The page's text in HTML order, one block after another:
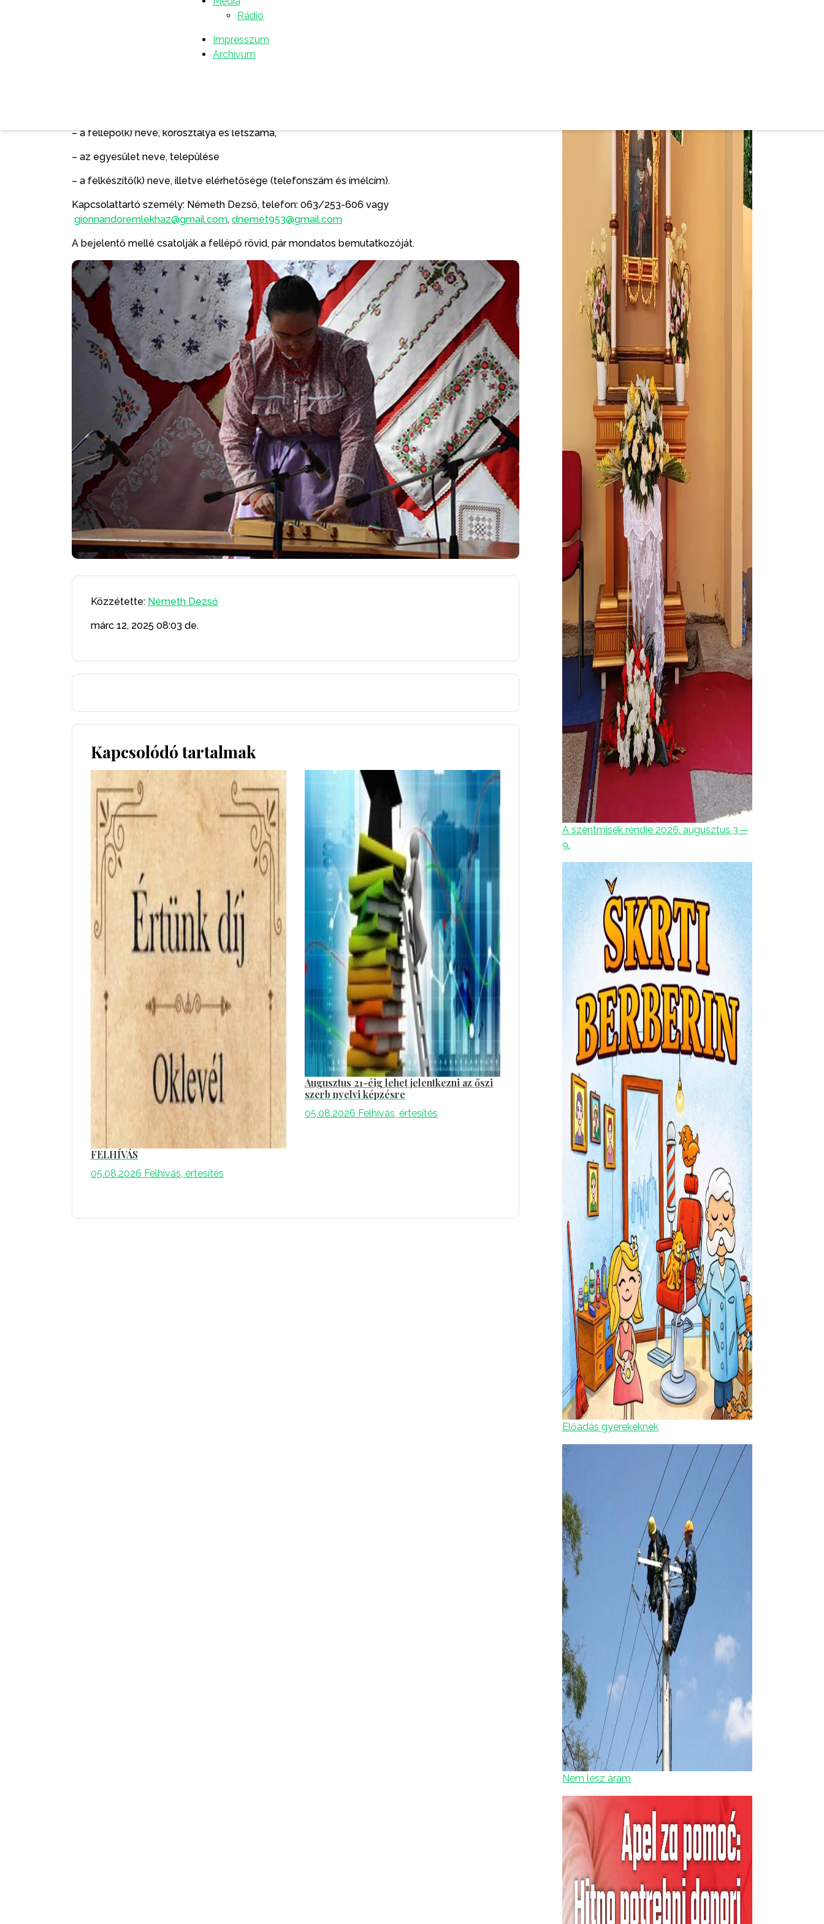
Rádió
Impresszum
Archívum
A benevezés történhet egyenként vagy csoportosan, iskolán vagy művelődési egyesületen
A bírálóbizottság tagjai Borsi Ferenc és Szabó Gabriella.
– a fellépő(k) neve, korosztálya és létszáma,
– az egyesület neve, települése
– a felkészítő(k) neve, illetve elérhetősége (telefonszám és ímélcím).
Kapcsolattartó személy: Németh Dezső, telefon: 063/253-606 vagy
gionnandoremlekhaz@gmail.com, dnemet953@gmail.com
A bejelentő mellé csatolják a fellépő rövid, pár mondatos bemutatkozóját.
Közzétette: Németh Dezső
márc 12, 2025 08:03 de.
Kapcsolódó tartalmak
FELHÍVÁS
05.08.2026 Felhívás, értesítés
Augusztus 21-éig lehet jelentkezni az őszi
szerb nyelvi képzésre
05.08.2026 Felhívás, értesítés
A szentmisék rendje 2026. augusztus 3 ─
9.
Előadás gyerekeknek
Nem lesz áram